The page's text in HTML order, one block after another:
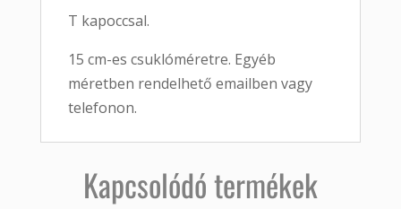
T kapoccsal.
15 cm-es csuklóméretre. Egyéb
méretben rendelhető emailben vagy
telefonon.
Kapcsolódó termékek